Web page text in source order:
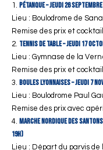
Pétanque – Jeudi 26
Lieu : Boulodrome de
Remise des prix et cocktail
Tennis de table – Jeudi 17
Lieu : Gymnase de la
Remise des prix et cocktail
Boules Lyonnaises – Jeudi 7
Lieu : Boulodrome Paul
Remise des prix avec
Marche Nordique des Santons
19h)
Lieu : Départ du parvis de